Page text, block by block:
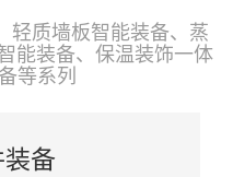
轻质墙板智能装备、蒸
能装备、保温装饰一体
等系列
备